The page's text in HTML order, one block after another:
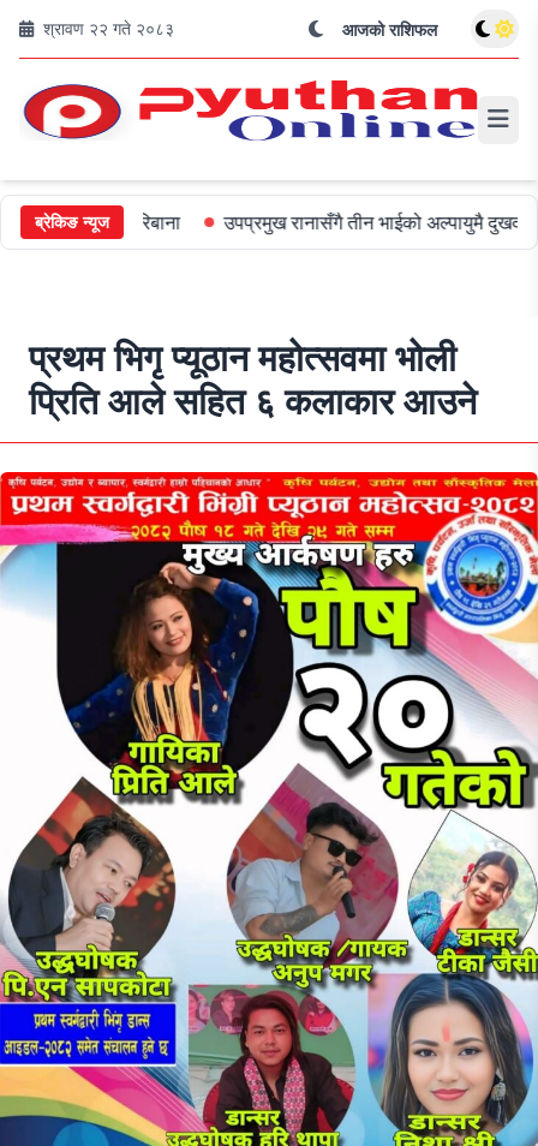
श्रावण २२ गते २०८३ आजको राशिफल
ब्रेकिङ न्यूज
जरिबाना उपप्रमुख रानासँगै तीन भाईको अल्पायुमै दुखद निधन
प्रथम भिगृ प्यूठान महोत्सवमा भोली
प्रिति आले सहित ६ कलाकार आउने